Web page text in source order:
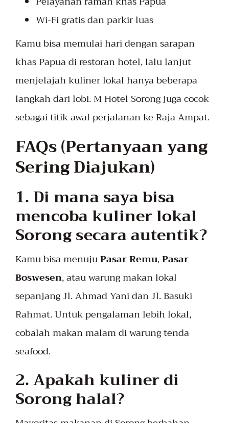
Wi-Fi gratis dan parkir luas
Kamu bisa memulai hari dengan sarapan
khas Papua di restoran hotel, lalu lanjut
menjelajah kuliner lokal hanya beberapa
langkah dari lobi. M Hotel Sorong juga cocok
sebagai titik awal perjalanan ke Raja Ampat.
FAQs (Pertanyaan yang
Sering Diajukan)
1. Di mana saya bisa
mencoba kuliner lokal
Sorong secara autentik?
Kamu bisa menujuPasar Remu,Pasar
Boswesen, atau warung makan lokal
sepanjang Jl. Ahmad Yani dan Jl. Basuki
Rahmat. Untuk pengalaman lebih lokal,
cobalah makan malam di warung tenda
seafood.
2. Apakah kuliner di
Sorong halal?